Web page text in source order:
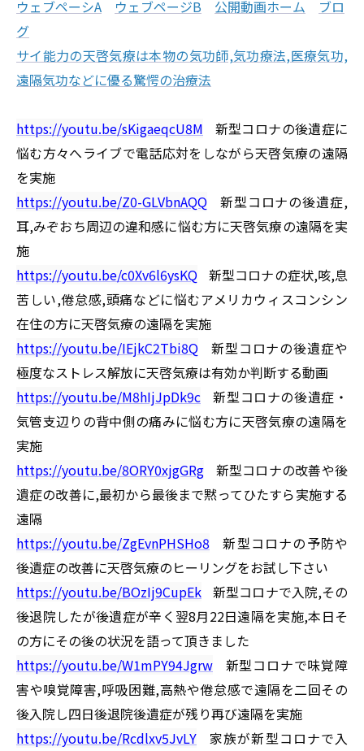
ウェブペーシA ウェブページB 公開動画ホーム
ブロ
グ
サイ能力の天啓気療は本物の気功師,気功療法,医療気功,
遠隔気功などに優る驚愕の治療法
https://youtu.be/sKigaeqcU8M
新型コロナの後遺症に
悩む方々へライブで電話応対をしながら天啓気療の遠隔
を実施
https://youtu.be/Z0-GLVbnAQQ
新型コロナの後遺症,
耳,みぞおち周辺の違和感に悩む方に天啓気療の遠隔を実
施
https://youtu.be/c0Xv6l6ysKQ 新型コロナの症状,咳,息
苦しい,倦怠感,頭痛などに悩むアメリカウィスコンシン
在住の方に天啓気療の遠隔を実施
https://youtu.be/IEjkC2Tbi8Q
新型コロナの後遺症や
極度なストレス解放に天啓気療は有効か判断する動画
https://youtu.be/M8hIjJpDk9c
新型コロナの後遺症・
気管支辺りの背中側の痛みに悩む方に天啓気療の遠隔を
実施
https://youtu.be/8ORY0xjgGRg
新型コロナの改善や後
遺症の改善に,最初から最後まで黙ってひたすら実施する
遠隔
https://youtu.be/ZgEvnPHSHo8
新型コロナの予防や
後遺症の改善に天啓気療のヒーリングをお試し下さい
https://youtu.be/BOzIj9CupEk 新型コロナで入院,その
後退院したが後遺症が辛く翌8月22日遠隔を実施,本日そ
の方にその後の状況を語って頂きました
https://youtu.be/W1mPY94Jgrw
新型コロナで味覚障
害や嗅覚障害,呼吸困難,高熱や倦怠感で遠隔を二回その
後入院し四日後退院後遺症が残り再び遠隔を実施
https://youtu.be/Rcdlxv5JvLY
家族が新型コロナで入